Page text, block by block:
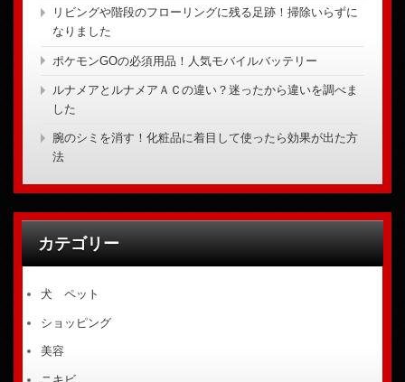
リビングや階段のフローリングに残る足跡！掃除いらずに
なりました
ポケモンGOの必須用品！人気モバイルバッテリー
ルナメアとルナメアＡＣの違い？迷ったから違いを調べま
した
腕のシミを消す！化粧品に着目して使ったら効果が出た方
法
カテゴリー
犬 ペット
ショッピング
美容